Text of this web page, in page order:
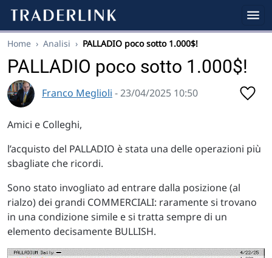
Home › Analisi › PALLADIO poco sotto 1.000$!
PALLADIO poco sotto 1.000$!
Franco Meglioli - 23/04/2025 10:50
Amici e Colleghi,
l’acquisto del PALLADIO è stata una delle operazioni più
sbagliate che ricordi.
Sono stato invogliato ad entrare dalla posizione (al
rialzo) dei grandi COMMERCIALI: raramente si trovano
in una condizione simile e si tratta sempre di un
elemento decisamente BULLISH.